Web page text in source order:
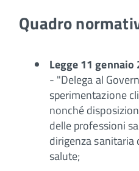
Quadro
Legge 11 gennaio
- "Delega al
sperimentazione
nonché
delle professioni
dirigenza
salute;